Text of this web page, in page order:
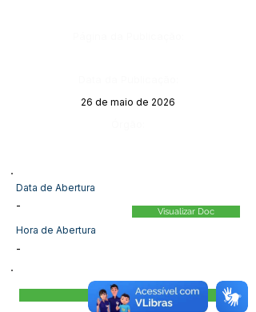
26 de maio de 2026
Data de Abertura
-
Hora de Abertura
-
Visualizar Doc
Visualizar